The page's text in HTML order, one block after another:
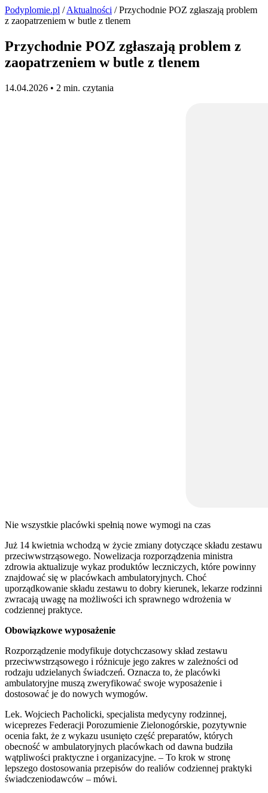
Podyplomie.pl /Aktualności / Przychodnie POZ zgłaszają problem
z zaopatrzeniem w butle z tlenem
Przychodnie POZ zgłaszają problem z
zaopatrzeniem w butle z tlenem
14.04.2026 • 2 min. czytania
Nie wszystkie placówki spełnią nowe wymogi na czas
Już 14 kwietnia wchodzą w życie zmiany dotyczące składu zestawu
przeciwwstrząsowego. Nowelizacja rozporządzenia ministra
zdrowia aktualizuje wykaz produktów leczniczych, które powinny
znajdować się w placówkach ambulatoryjnych. Choć
uporządkowanie składu zestawu to dobry kierunek, lekarze rodzinni
zwracają uwagę na możliwości ich sprawnego wdrożenia w
codziennej praktyce.
Obowiązkowe wyposażenie
Rozporządzenie modyfikuje dotychczasowy skład zestawu
przeciwwstrząsowego i różnicuje jego zakres w zależności od
rodzaju udzielanych świadczeń. Oznacza to, że placówki
ambulatoryjne muszą zweryfikować swoje wyposażenie i
dostosować je do nowych wymogów.
Lek. Wojciech Pacholicki, specjalista medycyny rodzinnej,
wiceprezes Federacji Porozumienie Zielonogórskie, pozytywnie
ocenia fakt, że z wykazu usunięto część preparatów, których
obecność w ambulatoryjnych placówkach od dawna budziła
wątpliwości praktyczne i organizacyjne. – To krok w stronę
lepszego dostosowania przepisów do realiów codziennej praktyki
świadczeniodawców – mówi.